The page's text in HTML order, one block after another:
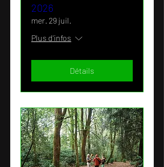
2026
mer. 29 juil.
Plus d'infos
Détails